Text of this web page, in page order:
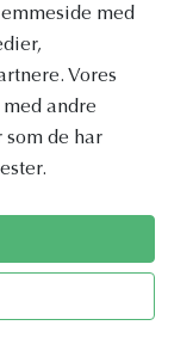
med
Vores
andre
som de har
af